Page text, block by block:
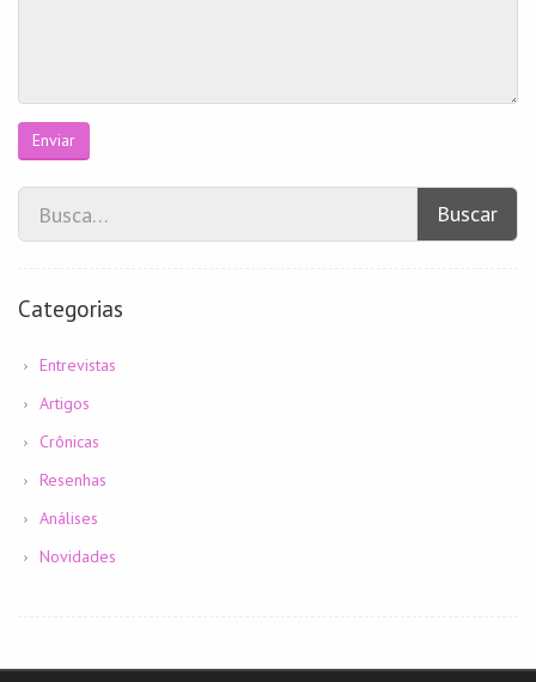
Enviar
Buscar
Categorias
Entrevistas
Artigos
Crônicas
Resenhas
Análises
Novidades